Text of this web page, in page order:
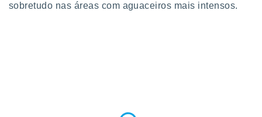
sobretudo nas áreas com aguaceiros mais intensos.